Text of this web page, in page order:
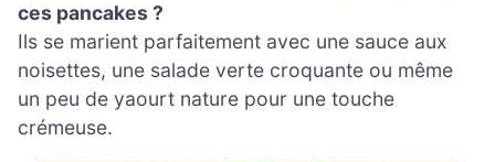
ces pancakes ?
Ils se marient parfaitement avec une sauce aux
noisettes, une salade verte croquante ou même
un peu de yaourt nature pour une touche
crémeuse.